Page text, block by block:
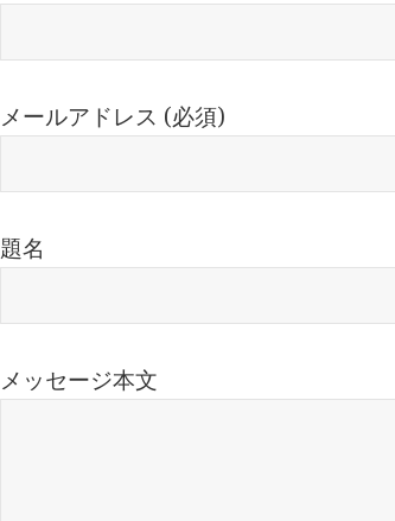
メールアドレス (必須)
題名
メッセージ本文